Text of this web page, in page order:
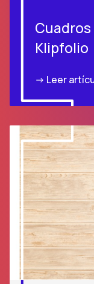
Klipfolio
-> Leer